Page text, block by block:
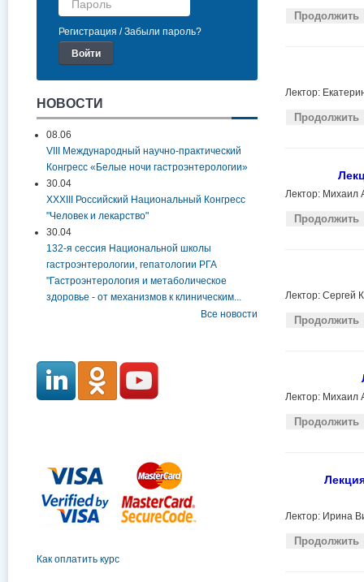
Регистрация Забыли пароль?
НОВОСТИ
08.06
VIII Международный научно-практический
Конгресс «Белые ночи гастроэнтерологии»
30.04
XXXIII Российский Национальный Конгресс
"Человек и лекарство"
30.04
132-я сессия Национальной школы
гастроэнтерологии, гепатологии РГА
"Гастроэнтерология и метаболическое
здоровье - от механизмов к клиническим...
Все новости
Как оплатить курс
Продолжить
Лектор:
Продолжить
Лектор: Михаил
Продолжить
Лектор: Сергей
Продолжить
Лектор: Михаил
Продолжить
Лектор: Ирина
Продолжить